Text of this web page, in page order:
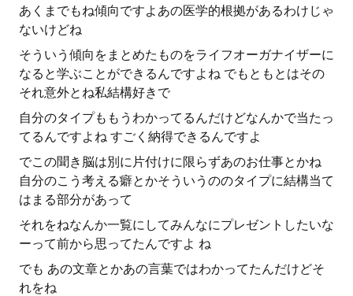
あくまでもね傾向ですよあの医学的根拠があるわけじゃ
ないけどね
そういう傾向をまとめたものをライフオーガナイザーに
なると学ぶことができるんですよね でもともとはその
それ意外とね私結構好きで
自分のタイプももうわかってるんだけどなんかで当たっ
てるんですよね すごく納得できるんですよ
でこの聞き脳は別に片付けに限らずあのお仕事とかね
自分のこう考える癖とかそういうののタイプに結構当て
はまる部分があって
それをねなんか一覧にしてみんなにプレゼントしたいな
ーって前から思ってたんですよ ね
でも あの文章とかあの言葉ではわかってたんだけどそ
れをね